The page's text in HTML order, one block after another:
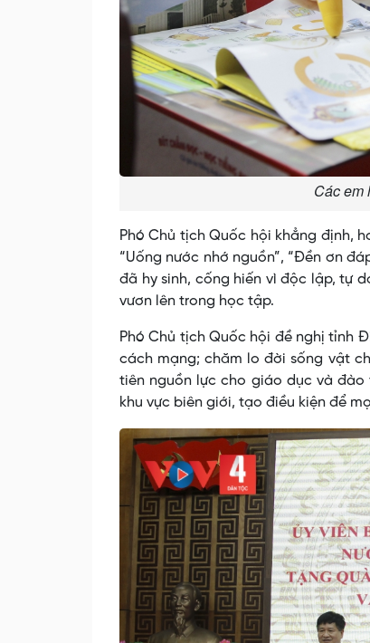
Các em
Phó Chủ tịch Quốc hội khẳng định,
“Uống nước nhớ nguồn”, “Đền ơn
đã hy sinh, cống hiến vì độc lập, tự
vươn lên trong học tập.
Phó Chủ tịch Quốc hội đề nghị tỉnh
cách mạng; chăm lo đời sống vật
tiên nguồn lực cho giáo dục và
khu vực biên giới, tạo điều kiện để